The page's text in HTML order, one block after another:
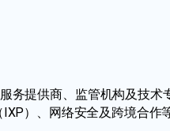
务提供商、监管机构及技术
）、网络安全及跨境合作